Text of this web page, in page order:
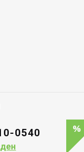
0540
ден